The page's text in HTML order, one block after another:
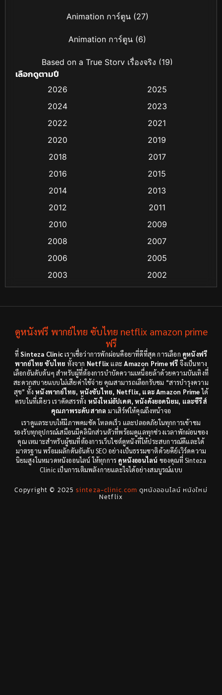
Animation การ์ตูน(27)
Animation การ์ตูน (6)
Based on a True Story เรื่องจริง (19)
Biography ชีวิตจริง (16)
Classic หนังคลาสสิก (25)
Coming-of-age ชีวิตวัยรุ่น (13)
Crime อาชญากรรม (48)
Cult Film(4)
Dance เต้น (6)
Detective สืบสวน(18)
Disaster(9)
Disney+(8)
Documentary สารคดี(12)
Documentary สารคดี(3)
Drama ดราม่า(278)
Drama ดราม่า (29)
เลือกดูตามปี
2026
2025
2024
2023
2022
2021
2020
2019
2018
2017
2016
2015
2014
2013
2012
2011
2010
2009
2008
2007
2006
2005
2003
2002
1998
1997
1971
1962
ดูหนังฟรี พากย์ไทย ซับไทย netflix amazon prime
ฟรี
ที่Sinteza Clinicเราเชื่อว่าการพักผ่อนคือยาที่ดีที่สุด การเลือก ดูหนังฟรี
พากย์ไทย ซับไทย ทั้งจาก NetflixและAmazon Prime ฟรี จึงเป็นทาง
เลือกอันดับต้นๆ สำหรับผู้ที่ต้องการบำบัดความเหนื่อยล้าด้วยความบันเทิงที่
สะดวกสบายแบบไม่เสียค่าใช้จ่าย คุณสามารถเลือกรับชม “สารบำรุงความ
สุข” ทั้งหนังพากย์ไทย, หนังซับไทย, Netflix, และ Amazon Primeได้
ครบในที่เดียว เราคัดสรรทั้ง หนังใหม่อัปเดต, หนังดังยอดนิยม, และซีรีส์
คุณภาพระดับสากล มาเสิร์ฟให้คุณถึงหน้าจอ
เราดูแลระบบให้มีภาพคมชัด โหลดเร็ว และปลอดภัยในทุกการเข้าชม
รองรับทุกอุปกรณ์เสมือนมีคลินิกส่วนตัวที่พร้อมดูแลทุกช่วงเวลาพักผ่อนของ
คุณ เหมาะสำหรับผู้ชมที่ต้องการเว็บไซต์ดูหนังที่ให้ประสบการณ์ดีและได้
มาตรฐาน พร้อมผลักดันอันดับ SEO อย่างเป็นธรรมชาติด้วยคีย์เวิร์ดความ
นิยมสูงในหมวดหนังออนไลน์ ให้ทุกการ ดูหนังออนไลน์ ของคุณที่ Sinteza
Clinic เป็นการเติมพลังกายและใจได้อย่างสมบูรณ์แบบ
Copyright © 2025sinteza-clinic.com ดูหนังออนไลน์ หนังใหม่
Netflix